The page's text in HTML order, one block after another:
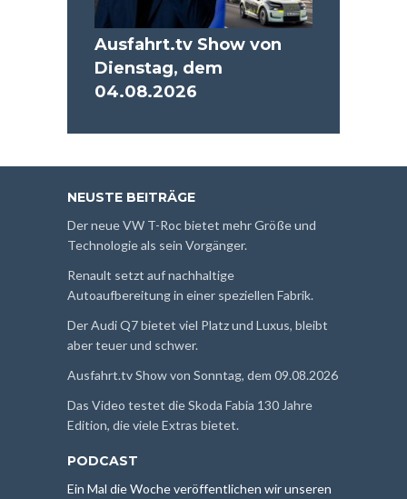
Ausfahrt.tv Show von
Dienstag, dem
04.08.2026
NEUSTE BEITRÄGE
Der neue VW T-Roc bietet mehr Größe und
Technologie als sein Vorgänger.
Renault setzt auf nachhaltige
Autoaufbereitung in einer speziellen Fabrik.
Der Audi Q7 bietet viel Platz und Luxus, bleibt
aber teuer und schwer.
Ausfahrt.tv Show von Sonntag, dem 09.08.2026
Das Video testet die Skoda Fabia 130 Jahre
Edition, die viele Extras bietet.
PODCAST
Ein Mal die Woche veröffentlichen wir unseren